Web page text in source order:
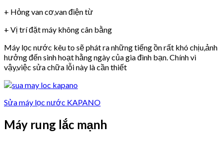
+ Hỏng van cơ,van điện từ
+ Vị trí đặt máy không cân bằng
Máy lọc nước kêu to sẽ phát ra những tiếng ồn rất khó chịu,ảnh
hưởng đến sinh hoạt hằng ngày của gia đình bạn. Chính vì
vậy,việc sửa chữa lỗi này là cần thiết
Sửa máy lọc nước KAPANO
Máy rung lắc mạnh